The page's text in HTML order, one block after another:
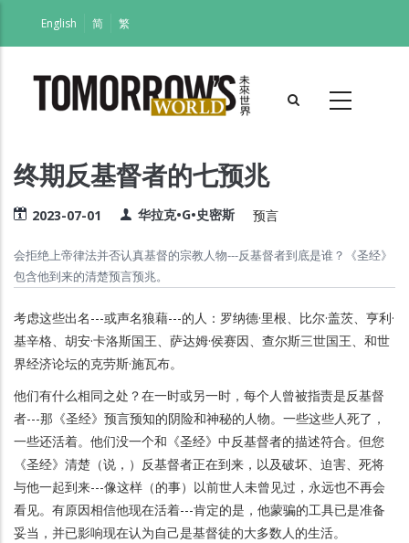
English 简 繁
终期反基督者的七预兆
2023-07-01 华拉克•G•史密斯 预言
会拒绝上帝律法并否认真基督的宗教人物---反基督者到底是谁？《圣经》
包含他到来的清楚预言预兆。
考虑这些出名---或声名狼藉---的人：罗纳德·里根、比尔·盖茨、亨利·
基辛格、胡安·卡洛斯国王、萨达姆·侯赛因、查尔斯三世国王、和世
界经济论坛的克劳斯·施瓦布。
他们有什么相同之处？在一时或另一时，每个人曾被指责是反基督
者---那《圣经》预言预知的阴险和神秘的人物。一些这些人死了，
一些还活着。他们没一个和《圣经》中反基督者的描述符合。但您
《圣经》清楚（说，）反基督者正在到来，以及破坏、迫害、死将
与他一起到来---像这样（的事）以前世人未曾见过，永远也不再会
看见。有原因相信他现在活着---肯定的是，他蒙骗的工具已是准备
妥当，并已影响现在认为自己是基督徒的大多数人的生活。